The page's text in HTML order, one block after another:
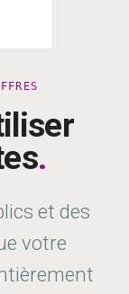
.
et des
votre